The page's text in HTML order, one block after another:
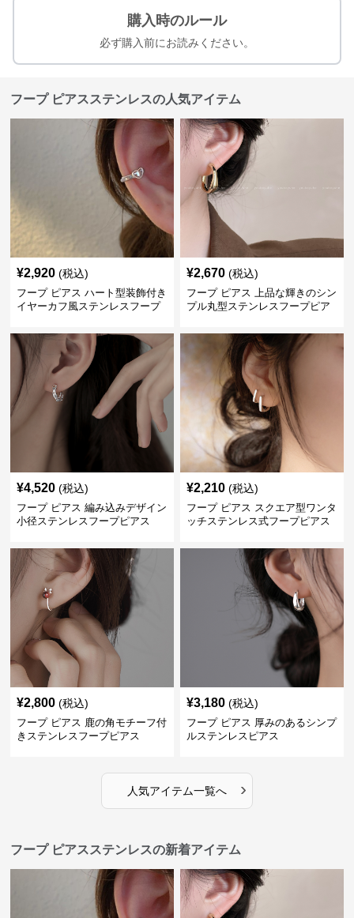
購入時のルール
必ず購入前にお読みください。
フープ ピアスステンレスの人気アイテム
¥2,920 (税込)
フープ ピアス ハート型装飾付き
イヤーカフ風ステンレスフープ
¥2,670 (税込)
フープ ピアス 上品な輝きのシン
プル丸型ステンレスフープピア
¥4,520 (税込)
フープ ピアス 編み込みデザイン
小径ステンレスフープピアス
¥2,210 (税込)
フープ ピアス スクエア型ワンタ
ッチステンレス式フープピアス
¥2,800 (税込)
フープ ピアス 鹿の角モチーフ付
きステンレスフープピアス
¥3,180 (税込)
フープ ピアス 厚みのあるシンプ
ルステンレスピアス
人気アイテム一覧へ ›
フープ ピアスステンレスの新着アイテム